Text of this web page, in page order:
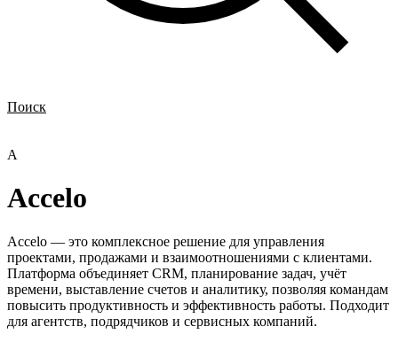
Поиск
A
Accelo
Accelo — это комплексное решение для управления
проектами, продажами и взаимоотношениями с клиентами.
Платформа объединяет CRM, планирование задач, учёт
времени, выставление счетов и аналитику, позволяя командам
повысить продуктивность и эффективность работы. Подходит
для агентств, подрядчиков и сервисных компаний.